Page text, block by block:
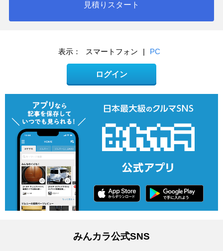
見積りスタート
表示： スマートフォン | PC
ログイン
みんカラ公式SNS